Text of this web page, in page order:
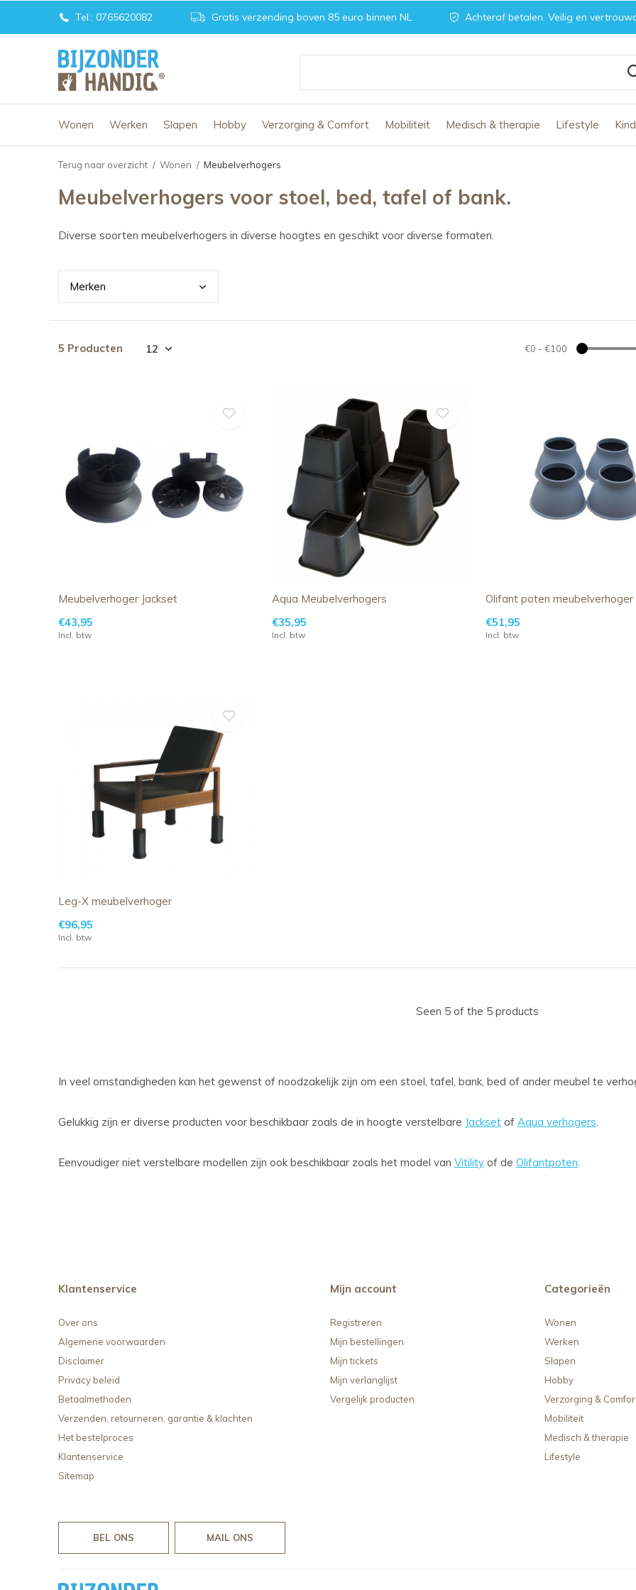
Wonen Werken Slapen Hobby Verzorging & Comfort Mobiliteit Medisch & therapie Lifestyle
Tel.: 0765620082 Gratis verzending boven 85 euro binnen NL Achteraf betalen. Veilig en
Terug naar overzicht Wonen Meubelverhogers
Meubelverhogers voor stoel, bed, tafel of bank.
Diverse soorten meubelverhogers in diverse hoogtes en geschikt voor diverse formaten.
Merken
5 Producten €0 - €100
Meubelverhoger Jackset
€43,95
Incl. btw
Aqua Meubelverhogers
€35,95
Incl. btw
Olifant poten meubelverhoger
€51,95
Incl. btw
Leg-X meubelverhoger
€96,95
Incl. btw
Seen 5 of the 5 products
In veel omstandigheden kan het gewenst of noodzakelijk zijn om een stoel, tafel, bank, bed of ander meubel te
Gelukkig zijn er diverse producten voor beschikbaar zoals de in hoogte verstelbare Jackset of Aqua verhogers.
Eenvoudiger niet verstelbare modellen zijn ook beschikbaar zoals het model van Vitility of de Olifantpoten.
Klantenservice
Over ons
Algemene voorwaarden
Disclaimer
Privacy beleid
Betaalmethoden
Verzenden, retourneren, garantie & klachten
Het bestelproces
Klantenservice
Sitemap
Mijn account
Registreren
Mijn bestellingen
Mijn tickets
Mijn verlanglijst
Vergelijk producten
Categorieën
Wonen
Werken
Slapen
Hobby
Verzorging &
Mobiliteit
Medisch & therapie
Lifestyle
BEL ONS MAIL ONS